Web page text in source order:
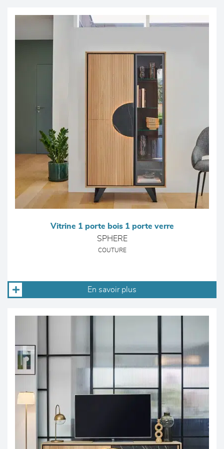
Vitrine 1 porte bois 1 porte verre
SPHERE
COUTURE
En savoir plus